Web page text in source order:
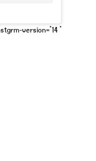
" data-instgrm-version="14">